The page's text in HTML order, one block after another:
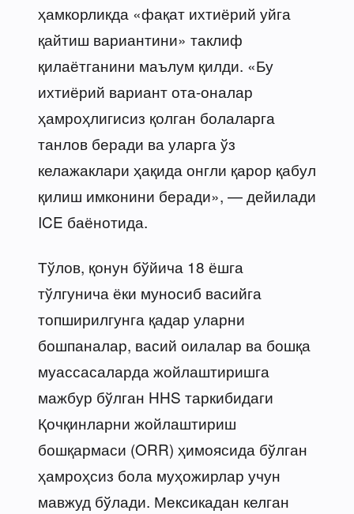
ҳамкорликда «фақат ихтиёрий уйга
қайтиш вариантини» таклиф
қилаётганини маълум қилди. «Бу
ихтиёрий вариант ота-оналар
ҳамроҳлигисиз қолган болаларга
танлов беради ва уларга ўз
келажаклари ҳақида онгли қарор қабул
қилиш имконини беради», — дейилади
ICE баёнотида.
Тўлов, қонун бўйича 18 ёшга
тўлгунича ёки муносиб васийга
топширилгунга қадар уларни
бошпаналар, васий оилалар ва бошқа
муассасаларда жойлаштиришга
мажбур бўлган HHS таркибидаги
Қочқинларни жойлаштириш
бошқармаси (ORR) ҳимоясида бўлган
ҳамроҳсиз бола муҳожирлар учун
мавжуд бўлади. Мексикадан келган